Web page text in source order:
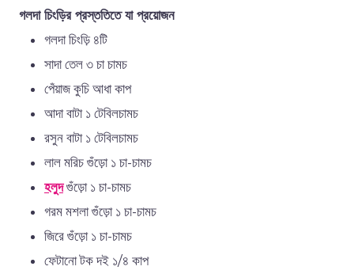
গলদা চিংড়ির প্রস্ততিতে যা প্রয়োজন
গলদা চিংড়ি ৪টি
সাদা তেল ৩ চা চামচ
পেঁয়াজ কুচি আধা কাপ
আদা বাটা ১ টেবিলচামচ
রসুন বাটা ১ টেবিলচামচ
লাল মরিচ গুঁড়ো ১ চা-চামচ
হলুদগুঁড়ো ১ চা-চামচ
গরম মশলা গুঁড়ো ১ চা-চামচ
জিরে গুঁড়ো ১ চা-চামচ
ফেটানো টক দই ১/৪ কাপ